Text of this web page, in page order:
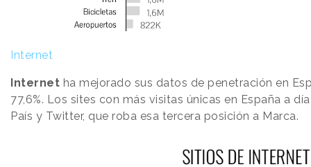
Internet
Internet ha mejorado sus datos de penetración en
77,6%. Los sites con más visitas únicas en España a
País y Twitter, que roba esa tercera posición a Marca.